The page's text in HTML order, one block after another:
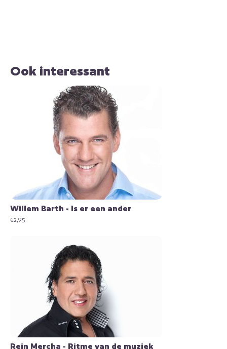
Ook interessant
Willem Barth - Is er een ander
€2,95
Rein Mercha - Ritme van de muziek